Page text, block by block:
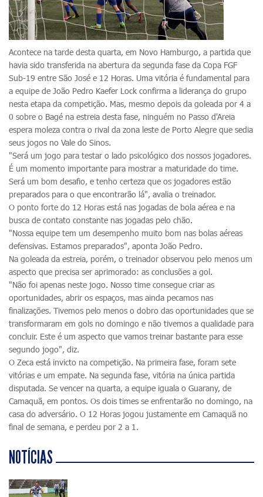
Acontece na tarde desta quarta, em Novo Hamburgo, a partida que
havia sido transferida na abertura da segunda fase da Copa FGF
Sub-19 entre São José e 12 Horas. Uma vitória é fundamental para
a equipe de João Pedro Kaefer Lock confirma a liderança do grupo
nesta etapa da competição. Mas, mesmo depois da goleada por 4 a
0 sobre o Bagé na estreia desta fase, ninguém no Passo d'Areia
espera moleza contra o rival da zona leste de Porto Alegre que sedia
seus jogos no Vale do Sinos.
"Será um jogo para testar o lado psicológico dos nossos jogadores.
É um momento importante para mostrar a maturidade do time.
Será um bom desafio, e tenho certeza que os jogadores estão
preparados para o que encontrarão lá", avalia o treinador.
O ponto forte do 12 Horas está nas jogadas de bola aérea e na
busca de contato constante nas jogadas pelo chão.
"Nossa equipe tem um desempenho muito bom nas bolas aéreas
defensivas. Estamos preparados", aponta João Pedro.
Na goleada da estreia, porém, o treinador observou pelo menos um
aspecto que precisa ser aprimorado: as conclusões a gol.
"Não foi apenas neste jogo. Nosso time consegue criar as
oportunidades, abrir os espaços, mas ainda pecamos nas
finalizações. Tivemos pelo menos o dobro das oportunidades que se
transformaram em gols no domingo e não tivemos a qualidade para
concluir. Este é um aspecto que vamos treinar bastante para esse
segundo jogo", diz.
O Zeca está invicto na competição. Na primeira fase, foram sete
vitórias e um empate. Na segunda fase, vitória na única partida
disputada. Se vencer na quarta, a equipe iguala o Guarany, de
Camaquã, em pontos. Os dois times se enfrentarão no domingo, na
casa do adversário. O 12 Horas jogou justamente em Camaquã no
final de semana, e perdeu por 2 a 1.
NOTÍCIAS